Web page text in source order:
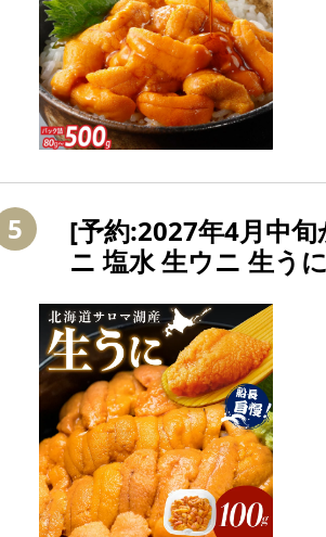
5
[予約:2027年4月中
ニ 塩水 生ウニ 生う